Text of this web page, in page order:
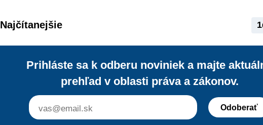
uhradil mzdu od neplatného
rozhodnutie zatiaľ nie je právoplatné
Najčítanejšie
Prihláste sa k odberu noviniek a majte
prehľad v oblasti práva a zákonov.
Odoberať